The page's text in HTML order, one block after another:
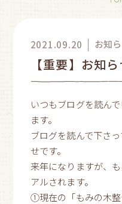
2021.09.20 お知
【重要】お知
いつもブログを読ん
ます。
ブログを読んで下さ
せです。
来年になりますが、
アルされます。
①現在の「もみの木